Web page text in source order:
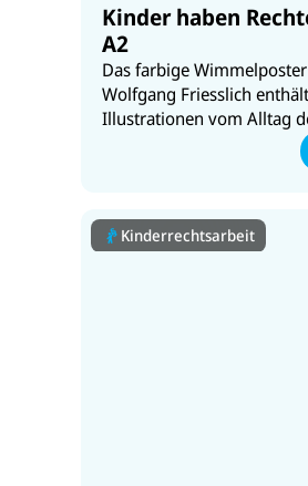
Kinder haben
A2
Das farbige
Wolfgang Friesslich enthält
Illustrationen vom Alltag
Kinderrechtsarbeit